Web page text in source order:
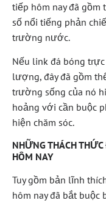
tiếp hôm nay đã
số nổi tiếng phản
trường nước.
Nếu link đá bóng
lượng, đây đã gồm
trường sống của nó
hoảng với cần buộc
hiện chăm sóc.
NHỮNG THÁCH
HÔM NAY
Tuy gồm bản lĩnh
hôm nay đã bắt buộc